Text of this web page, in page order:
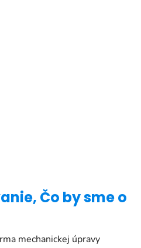
Čo by sme o
mechanickej úpravy